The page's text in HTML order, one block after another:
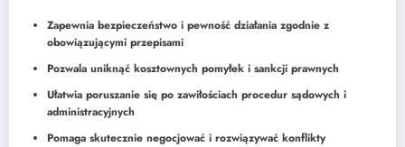
Zapewnia bezpieczeństwo i pewność działania zgodnie z
obowiązującymi przepisami
Pozwala uniknąć kosztownych pomyłek i sankcji prawnych
Ułatwia poruszanie się po zawiłościach procedur sądowych i
administracyjnych
Pomaga skutecznie negocjować i rozwiązywać konflikty